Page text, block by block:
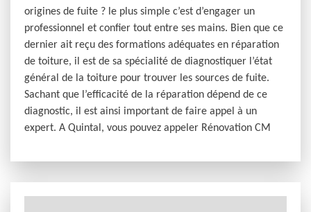
origines de fuite ? le plus simple c’est d’engager un
professionnel et confier tout entre ses mains. Bien que ce
dernier ait reçu des formations adéquates en réparation
de toiture, il est de sa spécialité de diagnostiquer l’état
général de la toiture pour trouver les sources de fuite.
Sachant que l’efficacité de la réparation dépend de ce
diagnostic, il est ainsi important de faire appel à un
expert. A Quintal, vous pouvez appeler Rénovation CM